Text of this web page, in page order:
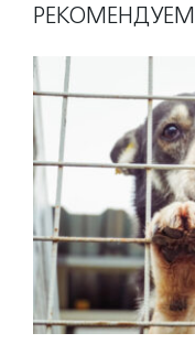
РЕКОМЕНДУЕМ